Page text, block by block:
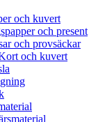
och kuvert
och present
och provsäckar
och kuvert